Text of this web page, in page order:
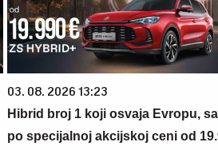
03. 08. 2026 13:23
Hibrid broj 1 koji osvaja Evropu,
po specijalnoj akcijskoj ceni od